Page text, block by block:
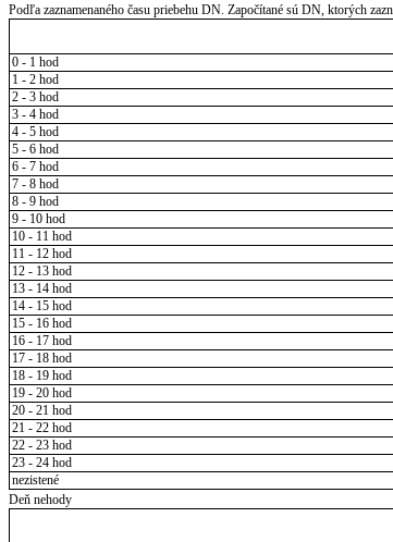
Podľa zaznamenaného času priebehu DN. Započítané sú DN, ktorých
0 - 1 hod
1 - 2 hod
2 - 3 hod
3 - 4 hod
4 - 5 hod
5 - 6 hod
6 - 7 hod
7 - 8 hod
8 - 9 hod
9 - 10 hod
10 - 11 hod
11 - 12 hod
12 - 13 hod
13 - 14 hod
14 - 15 hod
15 - 16 hod
16 - 17 hod
17 - 18 hod
18 - 19 hod
19 - 20 hod
20 - 21 hod
21 - 22 hod
22 - 23 hod
23 - 24 hod
nezistené
Deň nehody